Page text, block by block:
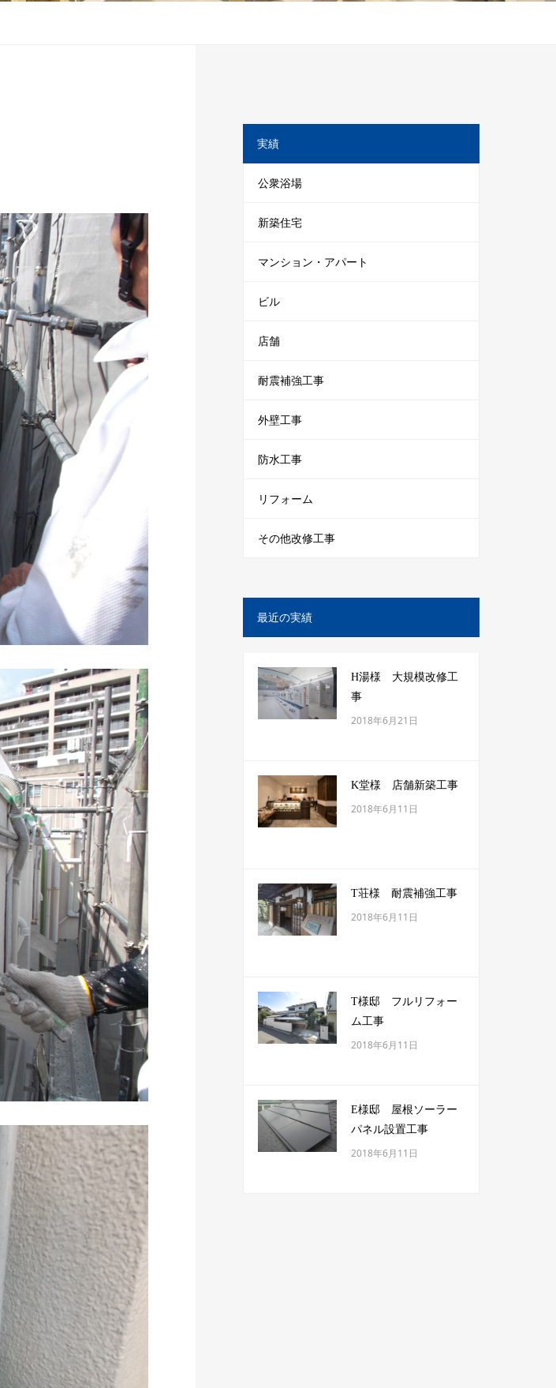
実績
公衆浴場
新築住宅
マンション・アパート
ビル
店舗
耐震補強工事
外壁工事
防水工事
リフォーム
その他改修工事
最近の実績
H湯様 大規模改修工
事
2018年6月21日
K堂様 店舗新築工事
2018年6月11日
T荘様 耐震補強工事
2018年6月11日
T様邸 フルリフォー
ム工事
2018年6月11日
E様邸 屋根ソーラー
パネル設置工事
2018年6月11日